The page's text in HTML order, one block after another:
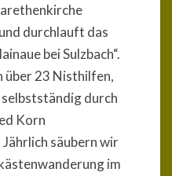
durchlauft das
bei Sulzbach“.
über 23 Nisthilfen,
durch
Korn
säubern wir
im